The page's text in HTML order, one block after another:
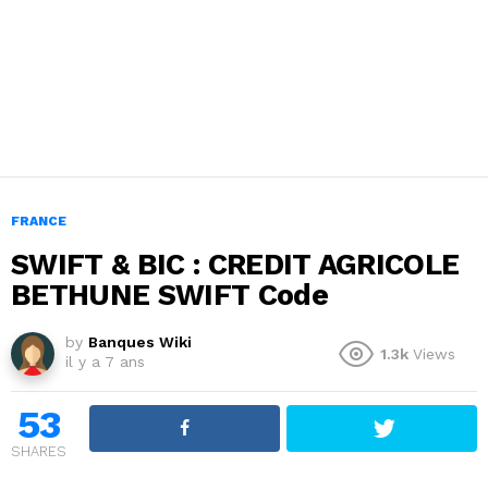
FRANCE
SWIFT & BIC : CREDIT AGRICOLE
BETHUNE SWIFT Code
by Banques Wiki
il y a 7 ans
1.3k Views
53
SHARES